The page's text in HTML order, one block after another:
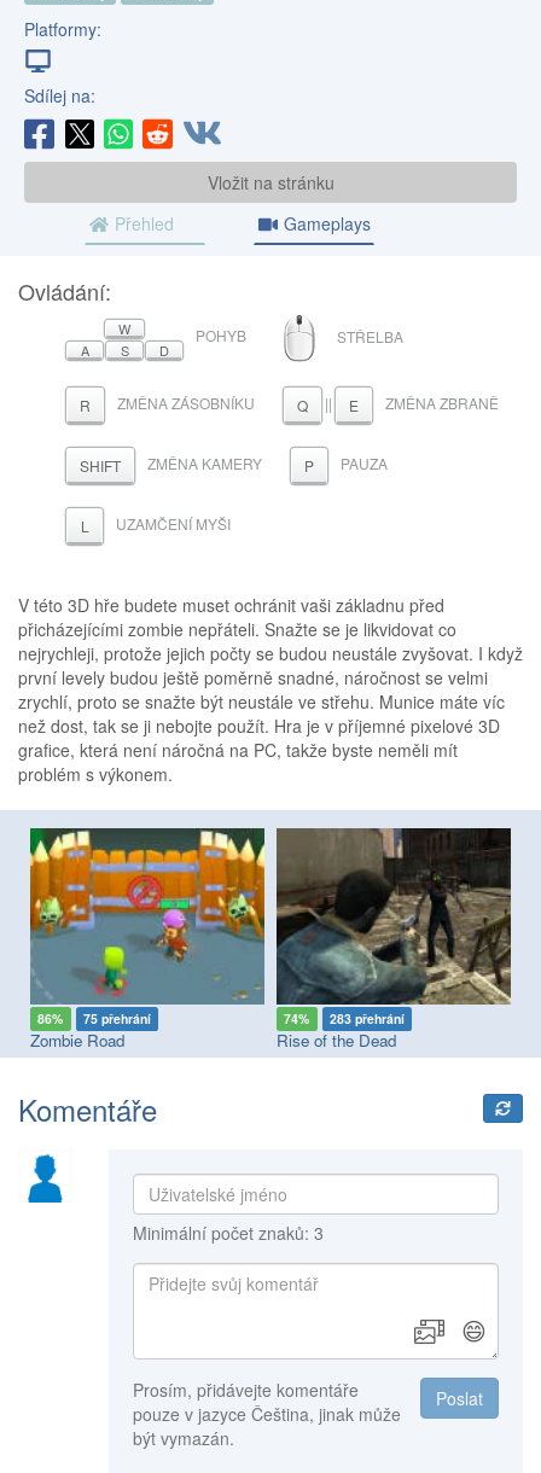
Platformy:
Sdílej na:
Vložit na stránku
Přehled
Gameplays
Ovládání:
W
A
S D
POHYB MYŠ
STŘELBA
R ZMĚNA ZÁSOBNÍKU Q || E ZMĚNA ZBRANĚ
SHIFT ZMĚNA KAMERY P PAUZA
L UZAMČENÍ MYŠI
V této 3D hře budete muset ochránit vaši základnu před
přicházejícími zombie nepřáteli. Snažte se je likvidovat co
nejrychleji, protože jejich počty se budou neustále zvyšovat. I když
první levely budou ještě poměrně snadné, náročnost se velmi
zrychlí, proto se snažte být neustále ve střehu. Munice máte víc
než dost, tak se ji nebojte použít. Hra je v příjemné pixelové 3D
grafice, která není náročná na PC, takže byste neměli mít
problém s výkonem.
86% 75 přehrání
Zombie Road
74% 283 přehrání
Rise of the Dead
Komentáře
Minimální počet znaků: 3
😄
Poslat
Prosím, přidávejte komentáře
pouze v jazyce Čeština, jinak může
být vymazán.